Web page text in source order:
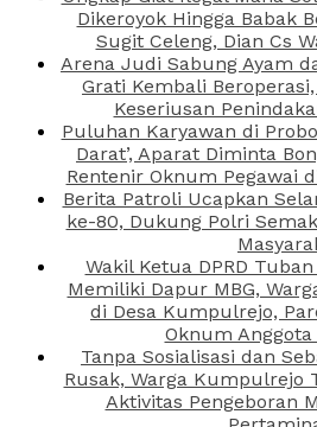
Dikeroyok Hingga Babak
Sugit Celeng, Dian Cs
Arena Judi Sabung Ayam
Grati Kembali
Keseriusan
Puluhan Karyawan di
Darat’, Aparat Diminta
Rentenir Oknum Pegawai
Berita Patroli Ucapkan
ke-80, Dukung Polri
Wakil Ketua DPRD
Memiliki Dapur MBG,
di Desa Kumpulrejo,
Oknum Anggota
Tanpa Sosialisasi dan
Rusak, Warga Kumpulrejo
Aktivitas Pengeboran